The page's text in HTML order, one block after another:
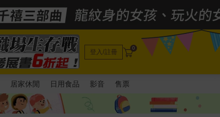
登入/註冊 0
居家休閒 日用食品 影音 售票